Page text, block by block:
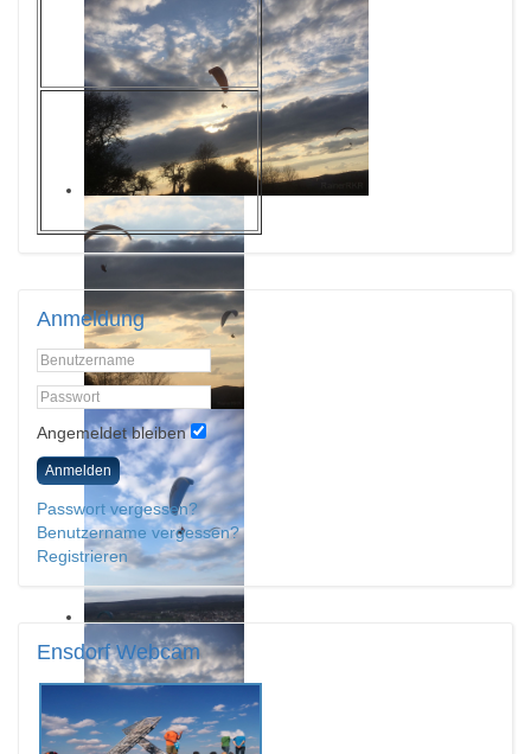
Anmeldung
Angemeldet bleiben
Anmelden
Passwort vergessen?
Benutzername vergessen?
Registrieren
EnsdorfWebcam